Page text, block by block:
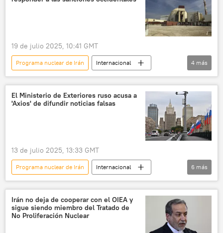
19 de julio 2025, 10:41 GMT
Programa nuclear de Irán
Internacional
Irán
política
🌍 Oriente Medio
Tratado de No Proliferación Nuclear (NPT)
4 más
El Ministerio de Exteriores ruso acusa a
'Axios' de difundir noticias falsas
13 de julio 2025, 13:33 GMT
Programa nuclear de Irán
Internacional
Rusia
Irán
medios de comunicación
EEUU
fake noticias falsas
6 más
Irán no deja de cooperar con el OIEA y
sigue siendo miembro del Tratado de
No Proliferación Nuclear